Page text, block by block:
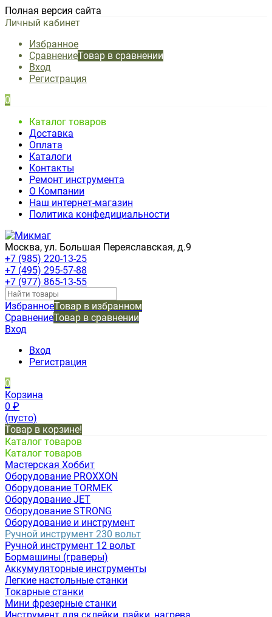
Полная версия сайта
Личный кабинет
Избранное
СравнениеТовар в сравнении
Вход
Регистрация
0
Каталог товаров
Доставка
Оплата
Каталоги
Контакты
Ремонт инструмента
О Компании
Наш интернет-магазин
Политика конфедициальности
Москва, ул. Большая Переяславская, д.9
+7 (985) 220-13-25
+7 (495) 295-57-88
+7 (977) 865-13-55
ИзбранноеТовар в избранном
СравнениеТовар в сравнении
Вход
Вход
Регистрация
0
Корзина
0 ₽
(пусто)
Товар в корзине!
Каталог товаров
Каталог товаров
Мастерская Хоббит
Оборудование PROXXON
Оборудование TORMEK
Оборудование JET
Оборудование STRONG
Оборудование и инструмент
Ручной инструмент 230 вольт
Ручной инструмент 12 вольт
Бормашины (граверы)
Аккумуляторные инструменты
Легкие настольные станки
Токарные станки
Мини фрезерные станки